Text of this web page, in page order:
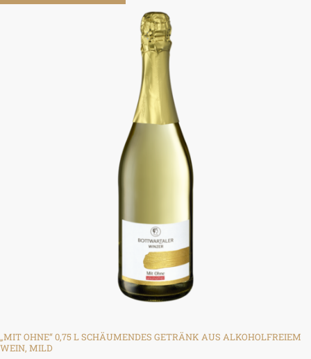
„MIT OHNE“ 0,75 L SCHÄUMENDES GETRÄNK AUS ALKOHOLFREIEM
WEIN, MILD